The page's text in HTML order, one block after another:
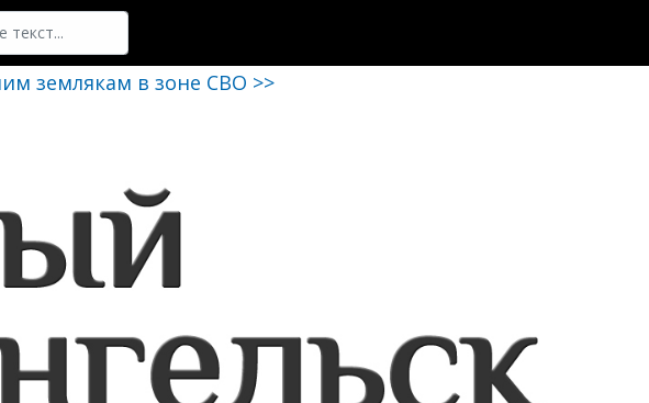
землякам в зоне СВО >>